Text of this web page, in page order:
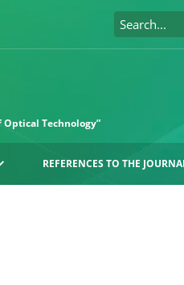
Optical Technology”
REFERENCES TO THE